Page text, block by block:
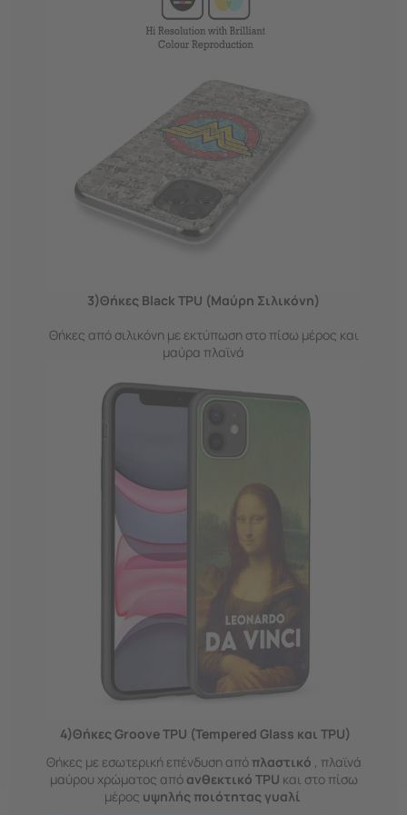
3)Θήκες Black TPU (Μαύρη Σιλικόνη)
Θήκες από σιλικόνη με εκτύπωση στο πίσω μέρος και
μαύρα πλαϊνά
4)Θήκες Groove TPU (Tempered Glass και TPU)
Θήκες με εσωτερική επένδυση από πλαστικό , πλαϊνά
μαύρου χρώματος από ανθεκτικό TPU και στο πίσω
μέρος υψηλής ποιότητας γυαλί